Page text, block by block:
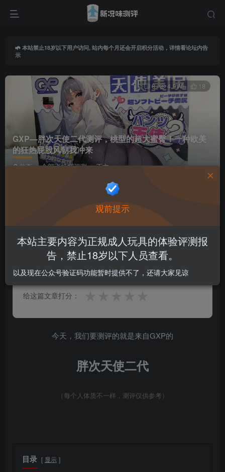
本站禁止18岁以下用户访问, 站内每个月还会开启积分活动，详情看论坛内告
示
GXP—胖次天使二代测评，桃型的超大蜜臀！一种欧美
的狂热屁股风朝我冲来
首页 全部飞机杯评测 正文
8 4.9W+ 18
★★★★★
★★★★★ 0 人参与
给这篇文章打分：
今天，我们要测评的就是来自GXP的
胖次天使二代
（每个人体质不一样，测评仅供参考）
目录 显示
观前提示
本站主要内容为正规成人玩具的体验评测报
告，禁止18岁以下人员查看。
以及现在公众号验证码功能暂时提供不了，还请大家见谅